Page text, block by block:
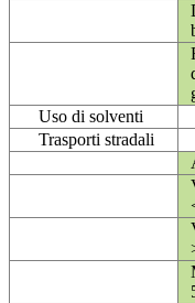
Uso di solventi
Trasporti stradali